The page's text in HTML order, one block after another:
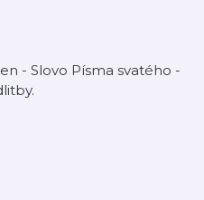
- Slovo Písma svatého -